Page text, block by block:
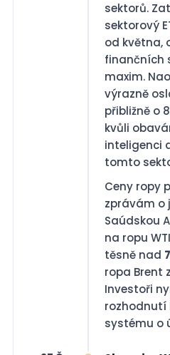
sektorů.
sektorový
od května,
finančních
maxim.
výrazně
přibližně o
kvůli
inteligenci
tomto
Ceny ropy
zprávám o
Saúdskou
na ropu
těsně nad
ropa Brent
Investoři
rozhodnutí
systému o